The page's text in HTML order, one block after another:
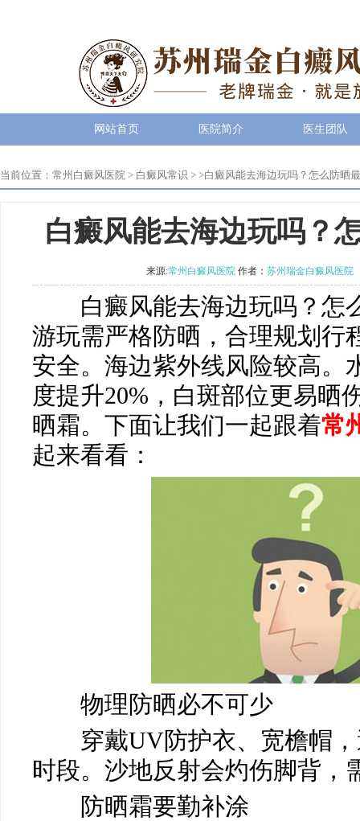
网站首页 医院简介 医生团队
当前位置： 常州白癜风医院 > 白癜风常识 > >白癜风能去海边玩吗？怎么防晒
白癜风能去海边玩吗？
来源:常州白癜风医院 作者： 苏州瑞金白癜风医院
白癜风能去海边玩吗？怎
游玩需严格防晒，合理规划行
安全。海边紫外线风险较高。
度提升20%，白斑部位更易晒
晒霜。下面让我们一起跟着常
起来看看：
物理防晒必不可少
穿戴UV防护衣、宽檐帽，
时段。沙地反射会灼伤脚背，
防晒霜要勤补涂